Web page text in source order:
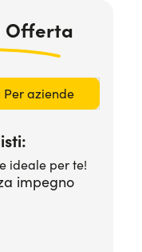
Offerta
Per aziende
ideale per te!
impegno